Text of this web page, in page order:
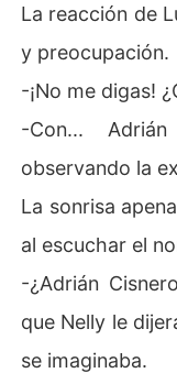
La reacción de
y preocupación.
-¡No me digas!
-Con...
observando la
La sonrisa
al escuchar el
-¿Adrián
que Nelly le
se imaginaba.